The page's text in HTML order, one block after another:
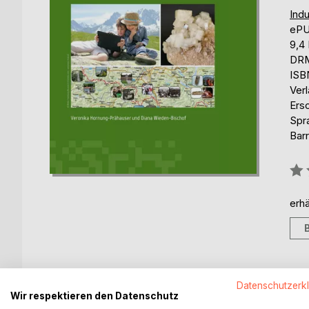
9,4
BESCHREIBUNG
Wir respektieren den Datenschutz